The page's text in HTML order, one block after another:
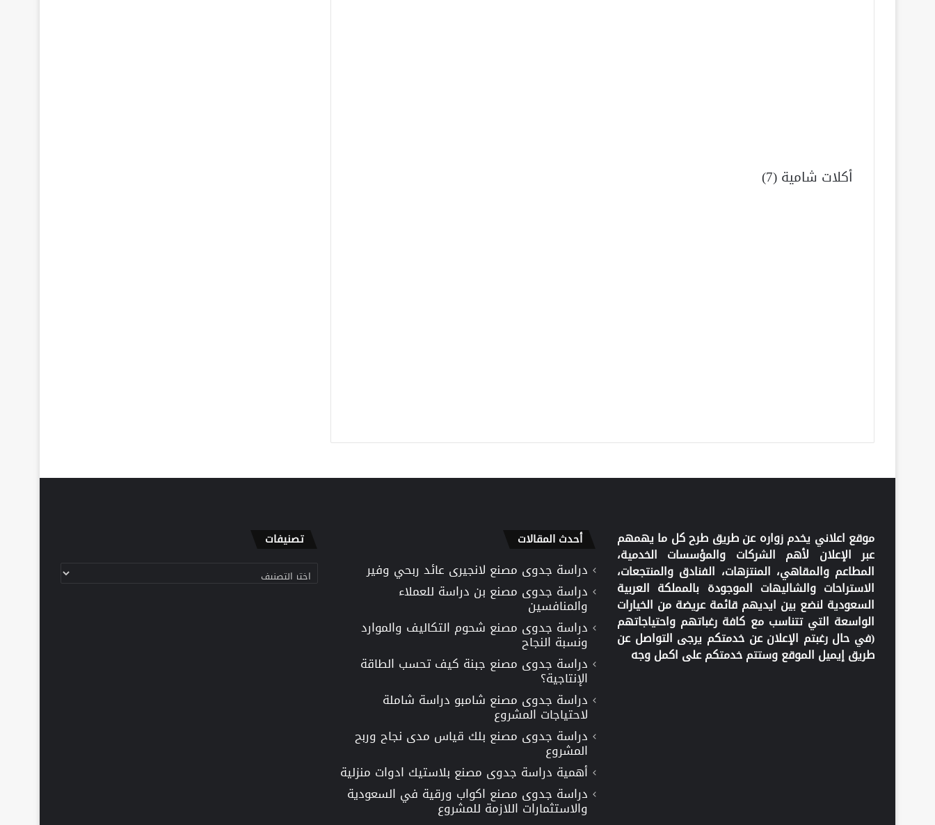
أكلات شامية (7)
موقع اعلاني يخدم زواره عن طريق طرح كل ما يهمهم
عبر الإعلان لأهم الشركات والمؤسسات الخدمية،
المطاعم والمقاهي، المنتزهات، الفنادق والمنتجعات،
الاستراحات والشاليهات الموجودة بالمملكة العربية
السعودية لنضع بين ايديهم قائمة عريضة من الخيارات
الواسعة التي تتناسب مع كافة رغباتهم واحتياجاتهم
(في حال رغبتم الإعلان عن خدمتكم يرجى التواصل عن
طريق إيميل الموقع وستتم خدمتكم على اكمل وجه
أحدث المقالات
دراسة جدوى مصنع لانجيرى عائد ربحي وفير
دراسة جدوى مصنع بن دراسة للعملاء
والمنافسين
دراسة جدوى مصنع شحوم التكاليف والموارد
ونسبة النجاح
دراسة جدوى مصنع جبنة كيف تحسب الطاقة
الإنتاجية؟
دراسة جدوى مصنع شامبو دراسة شاملة
لاحتياجات المشروع
دراسة جدوى مصنع بلك قياس مدى نجاح وربح
المشروع
أهمية دراسة جدوى مصنع بلاستيك ادوات منزلية
دراسة جدوى مصنع اكواب ورقية في السعودية
والاستثمارات اللازمة للمشروع
تصنيفات
تصنيفات